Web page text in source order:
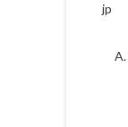
jp